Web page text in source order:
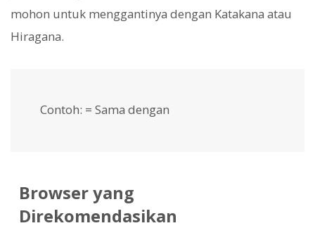
mohon untuk menggantinya dengan Katakana atau
Hiragana.
Contoh: = Sama dengan
Browser yang
Direkomendasikan